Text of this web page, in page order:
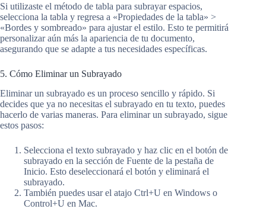
Si utilizaste el método de tabla para subrayar espacios,
selecciona la tabla y regresa a «Propiedades de la tabla» >
«Bordes y sombreado» para ajustar el estilo. Esto te permitirá
personalizar aún más la apariencia de tu documento,
asegurando que se adapte a tus necesidades específicas.
5. Cómo Eliminar un Subrayado
Eliminar un subrayado es un proceso sencillo y rápido. Si
decides que ya no necesitas el subrayado en tu texto, puedes
hacerlo de varias maneras. Para eliminar un subrayado, sigue
estos pasos:
Selecciona el texto subrayado y haz clic en el botón de
subrayado en la sección de Fuente de la pestaña de
Inicio. Esto deseleccionará el botón y eliminará el
subrayado.
También puedes usar el atajo Ctrl+U en Windows o
Control+U en Mac.